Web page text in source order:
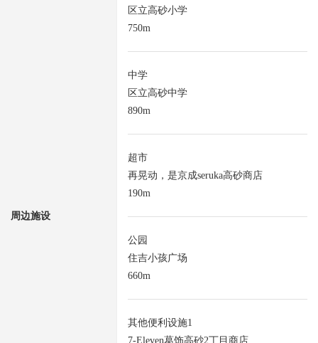
周边施设
区立高砂小学
750m
中学
区立高砂中学
890m
超市
再晃动，是京成seruka高砂商店
190m
公园
住吉小孩广场
660m
其他便利设施1
7-Eleven葛饰高砂2丁目商店